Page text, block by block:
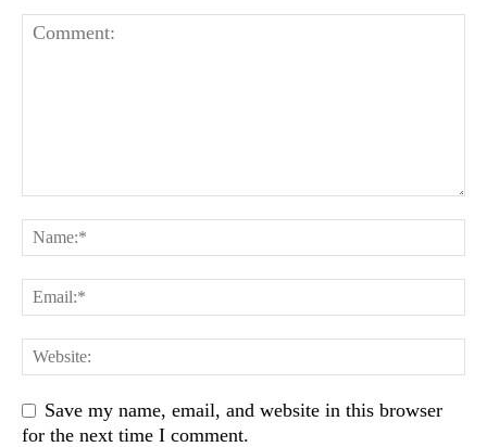
Save my name, email, and website in this browser
for the next time I comment.